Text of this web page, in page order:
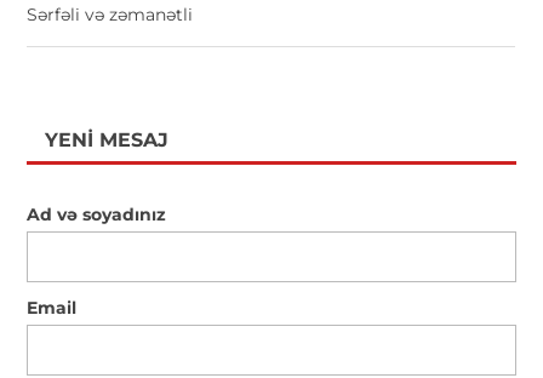
Sərfəli və zəmanətli
YENI MESAJ
Ad və soyadınız
Email